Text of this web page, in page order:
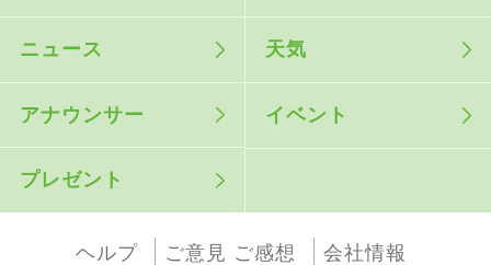
ニュース 天気
アナウンサー イベント
プレゼント
ヘルプ ご意見 ご感想
会社情報